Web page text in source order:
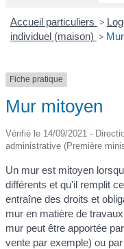
Accueil particuliers >
individuel (maison) >
Fiche pratique
Mur mitoyen
Vérifié le 14/09/2021 -
administrative (Première
Un mur est mitoyen
différents et qu'il remplit
entraîne des droits et
mur en matière de
mur peut être apportée
vente par exemple) ou par